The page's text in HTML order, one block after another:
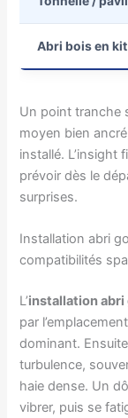
Abri bois en kit
Un point tranche
moyen bien
installé. L’insight
prévoir dès le
surprises.
Installation abri
compatibilités
L’installation abri
par
dominant.
turbulence,
haie dense. Un
vibrer, puis se